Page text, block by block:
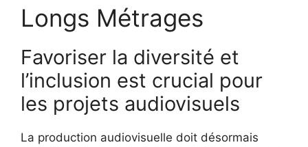
Longs Métrages
Favoriser la diversité et
l’inclusion est crucial pour
les projets audiovisuels
La production audiovisuelle doit désormais